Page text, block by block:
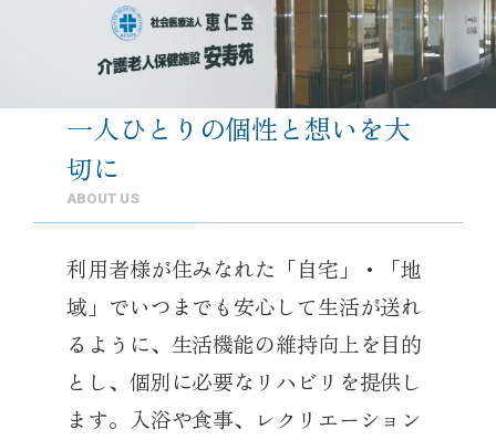
一人ひとりの個性と想いを大
切に
ABOUT US
利用者様が住みなれた「自宅」・「地
域」でいつまでも安心して生活が送れ
るように、生活機能の維持向上を目的
とし、個別に必要なリハビリを提供し
ます。入浴や食事、レクリエーション